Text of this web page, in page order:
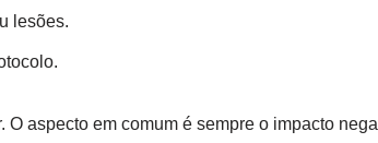
lesões.
O aspecto em comum é sempre o impacto